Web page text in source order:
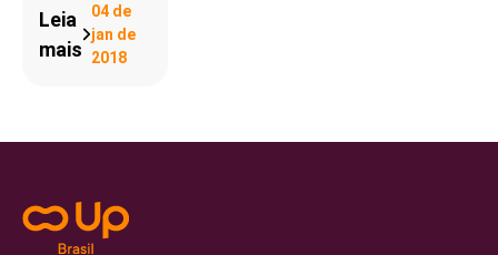
Leia
mais
04 de
jan de
2018